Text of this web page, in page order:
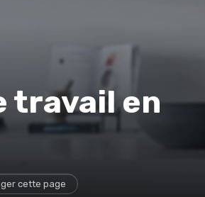
travail en
cette page